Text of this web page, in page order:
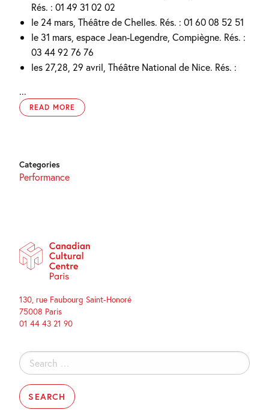
Rés. : 01 49 31 02 02
le 24 mars, Théâtre de Chelles. Rés. : 01 60 08 52 51
le 31 mars, espace Jean-Legendre, Compiègne. Rés. :
03 44 92 76 76
les 27,28, 29 avril, Théâtre National de Nice. Rés. :
...
READ MORE
Categories
Performance
130, rue Faubourg Saint-Honoré
75008 Paris
01 44 43 21 90
Search
for: